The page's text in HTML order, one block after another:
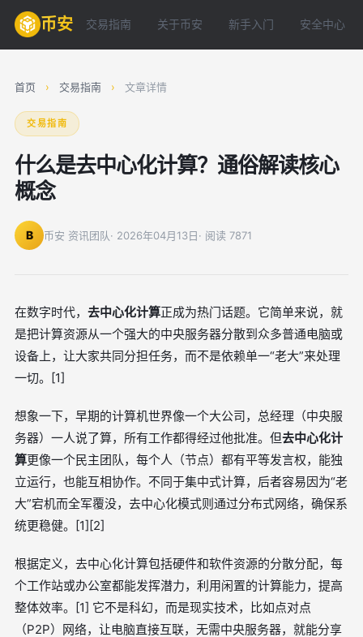
币安 交易指南 关于币安 新手入门 安全中心
首页 › 交易指南 › 文章详情
交易指南
什么是去中心化计算？通俗解读核心
概念
B 币安 资讯团队· 2026年04月13日· 阅读 7871
在数字时代， 去中心化计算正成为热门话题。它简单来说，就
是把计算资源从一个强大的中央服务器分散到众多普通电脑或
设备上，让大家共同分担任务，而不是依赖单一“老大”来处理
一切。[1]
想象一下，早期的计算机世界像一个大公司，总经理（中央服
务器）一人说了算，所有工作都得经过他批准。但去中心化计
算更像一个民主团队，每个人（节点）都有平等发言权，能独
立运行，也能互相协作。不同于集中式计算，后者容易因为“老
大”宕机而全军覆没，去中心化模式则通过分布式网络，确保系
统更稳健。[1][2]
根据定义，去中心化计算包括硬件和软件资源的分散分配，每
个工作站或办公室都能发挥潜力，利用闲置的计算能力，提高
整体效率。[1] 它不是科幻，而是现实技术，比如点对点
（P2P）网络，让电脑直接互联，无需中央服务器，就能分享